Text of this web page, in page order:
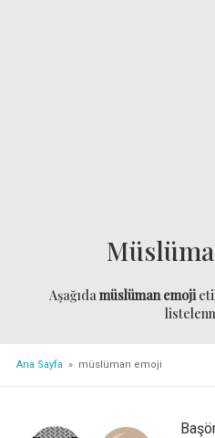
Aşağıdamüslüman emoji
Ana Sayfa » müslüman emoji